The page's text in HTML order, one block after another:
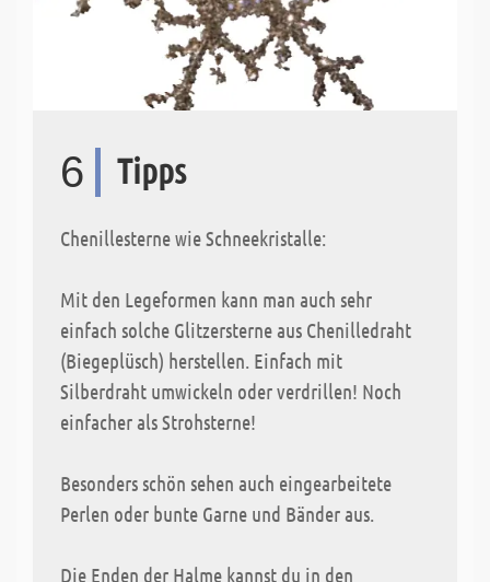
6 Tipps
Chenillesterne wie Schneekristalle:
Mit den Legeformen kann man auch sehr
einfach solche Glitzersterne aus Chenilledraht
(Biegeplüsch) herstellen. Einfach mit
Silberdraht umwickeln oder verdrillen! Noch
einfacher als Strohsterne!
Besonders schön sehen auch eingearbeitete
Perlen oder bunte Garne und Bänder aus.
Die Enden der Halme kannst du in den